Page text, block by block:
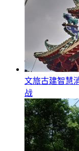
文旅古建智慧
战